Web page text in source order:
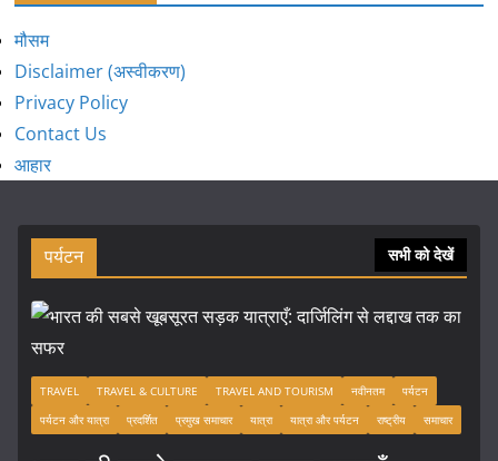
मौसम
Disclaimer (अस्वीकरण)
Privacy Policy
Contact Us
आहार
पर्यटन सभी को देखें
TRAVEL TRAVEL & CULTURE TRAVEL AND TOURISM नवीनतम
पर्यटन
पर्यटन और यात्रा
प्रदर्शित प्रमुख समाचार यात्रा यात्रा और पर्यटन राष्ट्रीय समाचार